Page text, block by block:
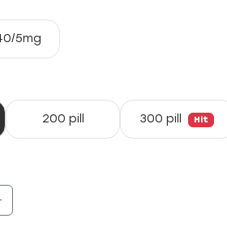
5mg
200 pill 300 pill Hit